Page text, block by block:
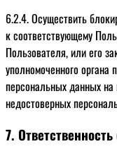
6.2.4. Осуществить
к соответствующему
Пользователя, или его
уполномоченного органа
персональных данных
недостоверных
7. Ответственность